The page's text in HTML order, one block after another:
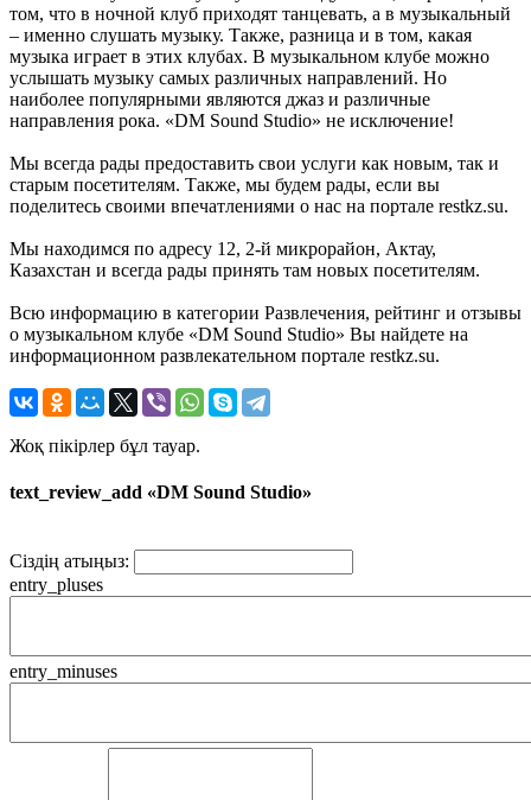
том, что в ночной клуб приходят танцевать, а в музыкальный
– именно слушать музыку. Также, разница и в том, какая
музыка играет в этих клубах. В музыкальном клубе можно
услышать музыку самых различных направлений. Но
наиболее популярными являются джаз и различные
направления рока. «DM Sound Studio» не исключение!
Мы всегда рады предоставить свои услуги как новым, так и
старым посетителям. Также, мы будем рады, если вы
поделитесь своими впечатлениями о нас на портале restkz.su.
Мы находимся по адресу 12, 2-й микрорайон, Актау,
Казахстан и всегда рады принять там новых посетителям.
Всю информацию в категории Развлечения, рейтинг и отзывы
о музыкальном клубе «DM Sound Studio» Вы найдете на
информационном развлекательном портале restkz.su.
Жоқ пікірлер бұл тауар.
text_review_add «DM Sound Studio»
Сіздің атыңыз:
entry_pluses
entry_minuses